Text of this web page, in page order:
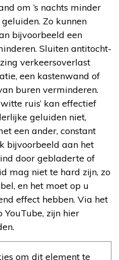
om ’s nachts minder
Zo kunnen
bijvoorbeeld een
Sluiten antitocht-
verkeersoverlast
een kastenwand of
buren verminderen.
ruis’ kan effectief
geluiden niet,
een ander, constant
bijvoorbeeld aan het
door gebladerte of
mag niet te hard zijn, zo
en het moet op u
effect hebben. Via het
YouTube, zijn hier
om dit element te